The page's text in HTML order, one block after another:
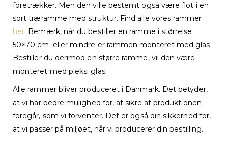
foretrækker. Men den ville bestemt også være flot i en
sort træramme med struktur. Find alle vores rammer
her. Bemærk, når du bestiller en ramme i størrelse
50×70 cm. eller mindre er rammen monteret med glas.
Bestiller du derimod en større ramme, vil den være
monteret med pleksi glas.
Alle rammer bliver produceret i Danmark. Det betyder,
at vi har bedre mulighed for, at sikre at produktionen
foregår, som vi forventer. Det er også din sikkerhed for,
at vi passer på miljøet, når vi producerer din bestilling.